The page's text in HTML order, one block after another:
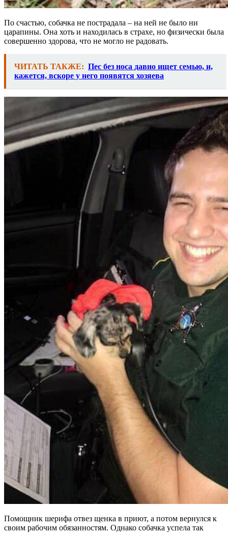
По счастью, собачка не пострадала – на ней не было ни
царапины. Она хоть и находилась в страхе, но физически была
совершенно здорова, что не могло не радовать.
ЧИТАТЬ ТАКЖЕ: Пес без носа давно ищет семью, и,
кажется, вскоре у него появятся хозяева
Помощник шерифа отвез щенка в приют, а потом вернулся к
своим рабочим обязанностям. Однако собачка успела так